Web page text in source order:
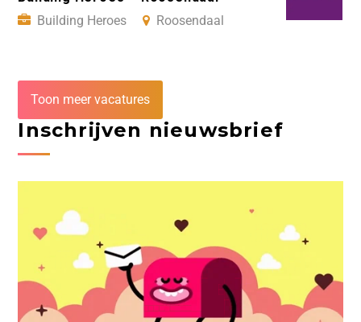
Building Heroes
Roosendaal
Toon meer vacatures
Inschrijven nieuwsbrief